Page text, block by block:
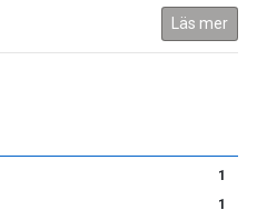
1
1
Läs mer